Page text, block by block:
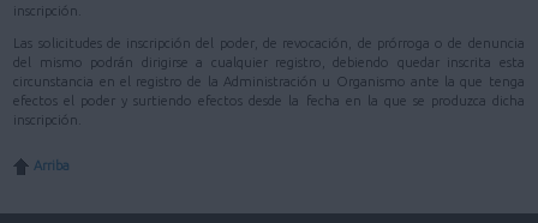
inscripción.
Las solicitudes de inscripción del poder, de revocación, de prórroga o de denuncia
del mismo podrán dirigirse a cualquier registro, debiendo quedar inscrita esta
circunstancia en el registro de la Administración u Organismo ante la que tenga
efectos el poder y surtiendo efectos desde la fecha en la que se produzca dicha
inscripción.
Arriba